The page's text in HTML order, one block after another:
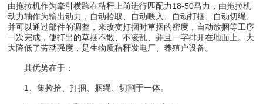
由拖拉机作为牵引横跨在秸秆上前进行匹配力18-50马力，由拖拉机
动力轴作为输出动力，自动拾取、自动喂入、自动打捆、自动切绳、
并可以通过部件的调整，来改变打捆时草捆的密度，自动放捆等工序
一次完成，使打出的草捆不散、不凌乱、并且一字排开在地面上。大
大降低了劳动强度，是生物质秸秆发电厂、养殖户设备。
其优势在于：
1、集捡拾、打捆、捆绳、切割于一体。